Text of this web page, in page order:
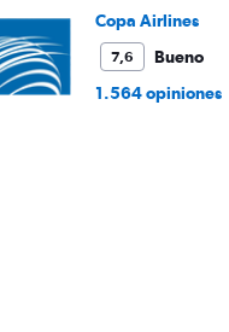
Copa Airlines
7,6
Bueno
1.564 opiniones